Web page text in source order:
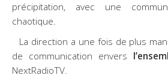
précipitation, avec une
chaotique.
La direction a une fois de plus
de communication envers
NextRadioTV.